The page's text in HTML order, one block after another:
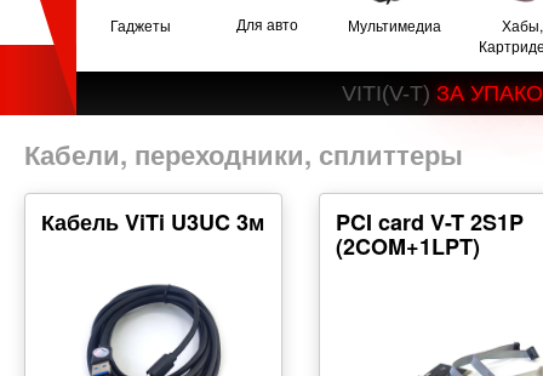
Гаджеты Для авто Мультимедиа
Хабы,
VITI(V-T) ЗА УПАКО
Кабели, переходники, сплиттеры
Кабель ViTi U3UC 3м PCI card V-T 2S1P
(2COM+1LPT)